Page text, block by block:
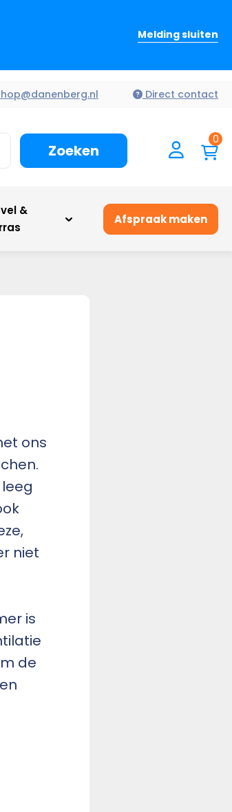
Melding sluiten
Direct contact
Zoeken
0
&
Afspraak maken
ons
niet
is
de